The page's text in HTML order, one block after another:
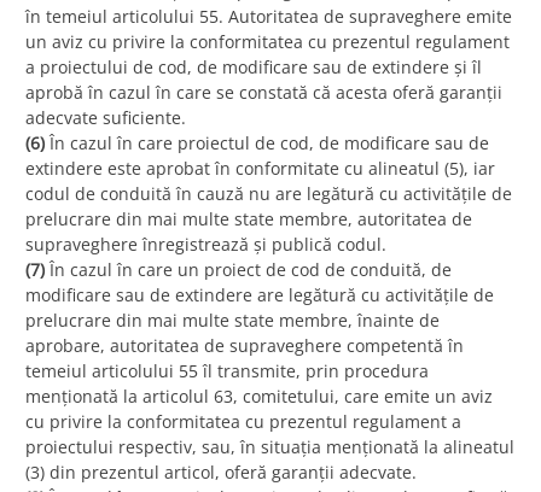
în temeiul articolului 55. Autoritatea de supraveghere emite
un aviz cu privire la conformitatea cu prezentul regulament
a proiectului de cod, de modificare sau de extindere și îl
aprobă în cazul în care se constată că acesta oferă garanții
adecvate suficiente.
(6) În cazul în care proiectul de cod, de modificare sau de
extindere este aprobat în conformitate cu alineatul (5), iar
codul de conduită în cauză nu are legătură cu activitățile de
prelucrare din mai multe state membre, autoritatea de
supraveghere înregistrează și publică codul.
(7) În cazul în care un proiect de cod de conduită, de
modificare sau de extindere are legătură cu activitățile de
prelucrare din mai multe state membre, înainte de
aprobare, autoritatea de supraveghere competentă în
temeiul articolului 55 îl transmite, prin procedura
menționată la articolul 63, comitetului, care emite un aviz
cu privire la conformitatea cu prezentul regulament a
proiectului respectiv, sau, în situația menționată la alineatul
(3) din prezentul articol, oferă garanții adecvate.